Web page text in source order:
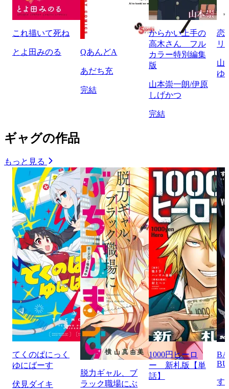
これ描いて死ね
とよ田みのる QあんどA
あだち充
完結
からかい上手の
高木さん フル
カラー特別編集
版
山本崇一朗/伊原
しげかつ
完結
恋
リ
山
ゆ
ギャグの作品
もっと見る
てくのぱにっく
ゆにばーす
伏見ダイキ
脱力ギャル、ブ
ラック職場にぶ
1000円ヒーロ
ー 新札版【単
話】
す